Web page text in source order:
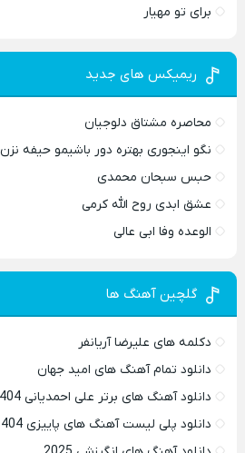
برای تو مهیار
ریمیکس های جدید
محاصره مشتاق دلوجیان
نگو اینجوری بهتره دور باشیمو حیفه نزن
حبس سبحان محمدی
عشق ابدی روح الله کرمی
الوعده وفا ابی عالی
گلچین آهنگ ها
دکلمه های علیرضا آریانفر
دانلود تمام آهنگ های امید جهان
دانلود آهنگ های برتر علی احمدیانی 1404
دانلود پلی لیست آهنگ های پاییزی 1404